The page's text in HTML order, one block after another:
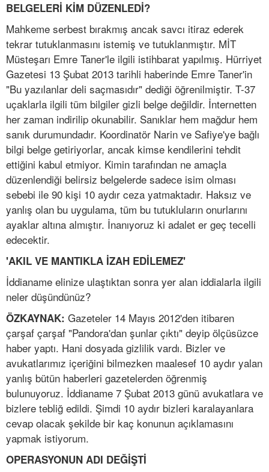
BELGELERİ KİM DÜZENLEDİ?
Mahkeme serbest bırakmış ancak savcı itiraz ederek
tekrar tutuklanmasını istemiş ve tutuklanmıştır. MİT
Müsteşarı Emre Taner'le ilgili istihbarat yapılmış. Hürriyet
Gazetesi 13 Şubat 2013 tarihli haberinde Emre Taner'in
"Bu yazılanlar deli saçmasıdır" dediği öğrenilmiştir. T-37
uçaklarla ilgili tüm bilgiler gizli belge değildir. İnternetten
her zaman indirilip okunabilir. Sanıklar hem mağdur hem
sanık durumundadır. Koordinatör Narin ve Safiye'ye bağlı
bilgi belge getiriyorlar, ancak kimse kendilerini tehdit
ettiğini kabul etmiyor. Kimin tarafından ne amaçla
düzenlendiği belirsiz belgelerde sadece isim olması
sebebi ile 90 kişi 10 aydır ceza yatmaktadır. Haksız ve
yanlış olan bu uygulama, tüm bu tutukluların onurlarını
ayaklar altına almıştır. İnanıyoruz ki adalet er geç tecelli
edecektir.
'AKIL VE MANTIKLA İZAH EDİLEMEZ'
İddianame elinize ulaştıktan sonra yer alan iddialarla ilgili
neler düşündünüz?
ÖZKAYNAK: Gazeteler 14 Mayıs 2012'den itibaren
çarşaf çarşaf "Pandora'dan şunlar çıktı" deyip ölçüsüzce
haber yaptı. Hani dosyada gizlilik vardı. Bizler ve
avukatlarımız içeriğini bilmezken maalesef 10 aydır yalan
yanlış bütün haberleri gazetelerden öğrenmiş
bulunuyoruz. İddianame 7 Şubat 2013 günü avukatlara ve
bizlere tebliğ edildi. Şimdi 10 aydır bizleri karalayanlara
cevap olacak şekilde bir kaç konunun açıklamasını
yapmak istiyorum.
OPERASYONUN ADI DEĞİŞTİ